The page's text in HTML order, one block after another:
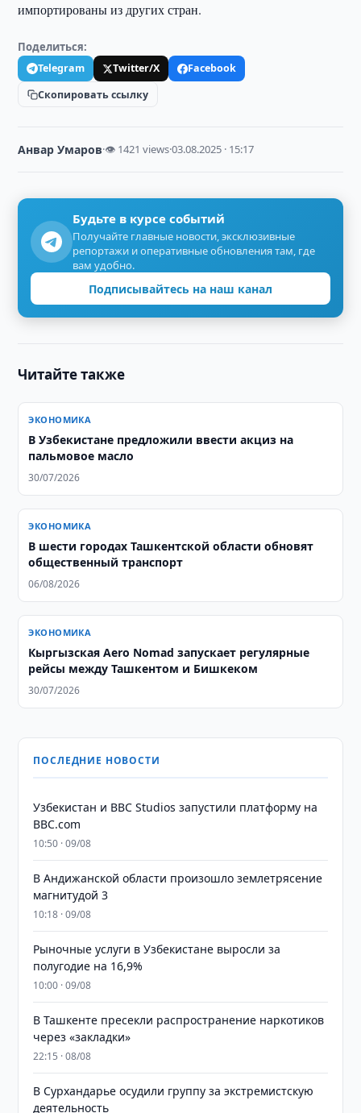
импортированы из других стран.
Поделиться:
Telegram Twitter/X
Facebook
Скопировать ссылку
Анвар Умаров·👁 1421 views·03.08.2025 · 15:17
Будьте в курсе событий
Получайте главные новости, эксклюзивные
репортажи и оперативные обновления там, где
вам удобно.
Подписывайтесь на наш канал
Читайте также
ЭКОНОМИКА
В Узбекистане предложили ввести акциз на
пальмовое масло
30/07/2026
ЭКОНОМИКА
В шести городах Ташкентской области обновят
общественный транспорт
06/08/2026
ЭКОНОМИКА
Кыргызская Aero Nomad запускает регулярные
рейсы между Ташкентом и Бишкеком
30/07/2026
ПОСЛЕДНИЕ НОВОСТИ
Узбекистан и BBC Studios запустили платформу на
BBC.com
10:50 · 09/08
В Андижанской области произошло землетрясение
магнитудой 3
10:18 · 09/08
Рыночные услуги в Узбекистане выросли за
полугодие на 16,9%
10:00 · 09/08
В Ташкенте пресекли распространение наркотиков
через «закладки»
22:15 · 08/08
В Сурхандарье осудили группу за экстремистскую
деятельность